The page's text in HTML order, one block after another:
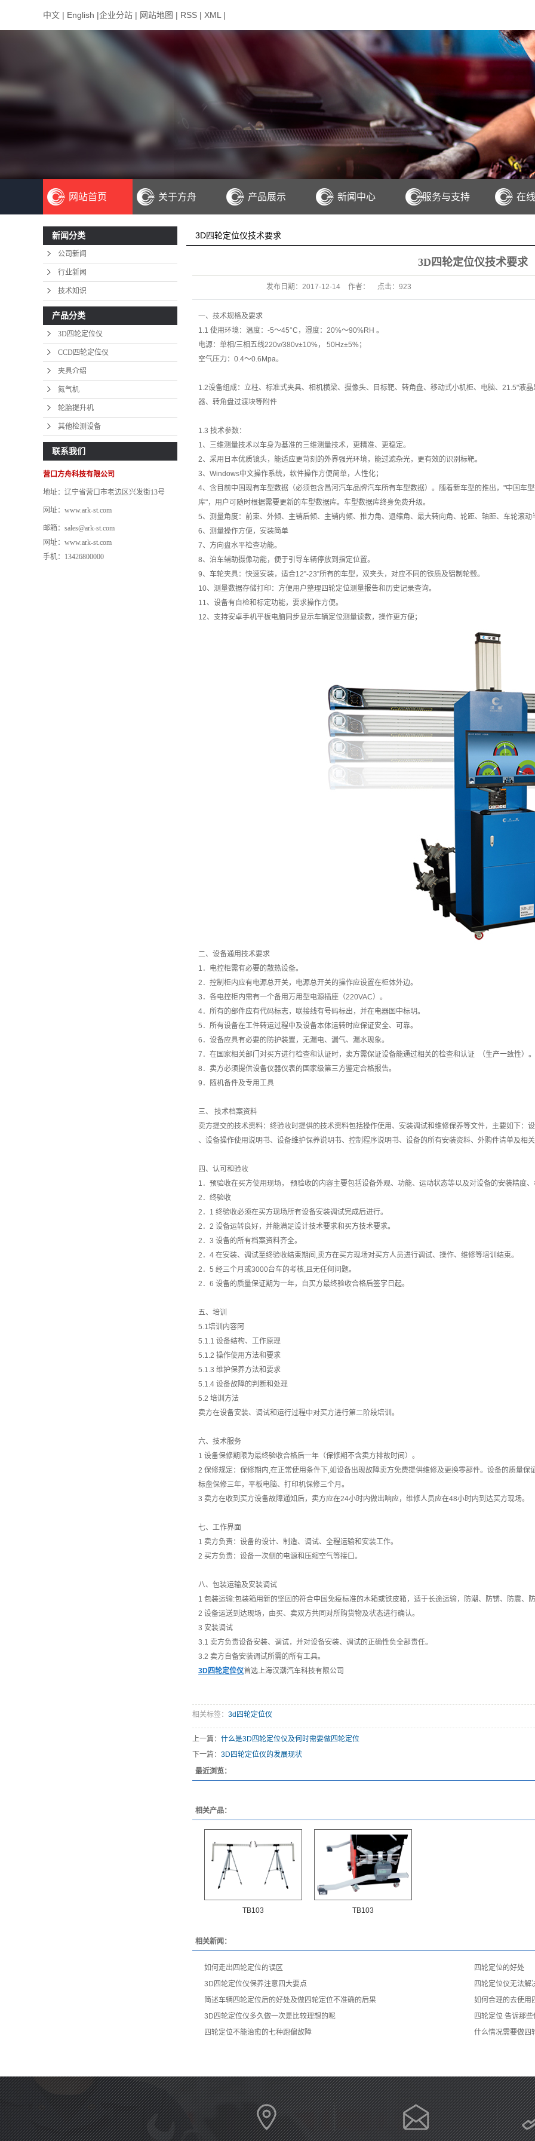
中文 | English |企业分站 | 网站地图 | RSS | XML |
网站首页 关于方舟
公司简介
联系我们
产品展示
CCD四轮定位仪
轮胎提升机
其他检测设备
新闻中心 服务与支持 在
新闻分类
公司新闻
行业新闻
技术知识
产品分类
3D四轮定位仪
CCD四轮定位仪
夹具介绍
氮气机
轮胎提升机
其他检测设备
联系我们
营口方舟科技有限公司
地址：辽宁省营口市老边区兴发街13号
网址：www.ark-st.com
邮箱：sales@ark-st.com
网址：www.ark-st.com
手机：13426800000
3D四轮定位仪技术要求
3D四轮定位仪技术要求
发布日期： 2017-12-14 作者： 点击： 923
一、技术规格及要求
1.1 使用环境：温度：-5～45°C，湿度：20%～90%RH 。
电源：单相/三相五线220v/380v±10%， 50Hz±5%；
空气压力：0.4～0.6Mpa。
1.2设备组成：立柱、标准式夹具、相机横梁、摄像头、目标靶、转角盘、移动式小机柜、电脑、21.5"液
器、转角盘过渡块等附件
1.3 技术参数：
1、三维测量技术以车身为基准的三维测量技术，更精准、更稳定。
2、采用日本优质镜头，能适应更苛刻的外界强光环境，能过滤杂光，更有效的识别标靶。
3、Windows中文操作系统，软件操作方便简单，人性化；
4、含目前中国现有车型数据（必须包含昌河汽车品牌汽车所有车型数据）。随着新车型的推出，"中国车
库"，用户可随时根据需要更新的车型数据库。车型数据库终身免费升级。
5、测量角度：前束、外倾、主销后倾、主销内倾、推力角、退缩角、最大转向角、轮距、轴距、车轮滚动
6、测量操作方便，安装简单
7、方向盘水平检查功能。
8、泊车辅助摄像功能，便于引导车辆停放到指定位置。
9、车轮夹具：快速安装，适合12”-23”所有的车型，双夹头，对应不同的铁质及铝制轮毂。
10、测量数据存储打印：方便用户整理四轮定位测量报告和历史记录查询。
11、设备有自检和标定功能，要求操作方便。
12、支持安卓手机平板电脑同步显示车辆定位测量读数，操作更方便；
二、设备通用技术要求
1．电控柜需有必要的散热设备。
2．控制柜内应有电源总开关，电源总开关的操作应设置在柜体外边。
3．各电控柜内需有一个备用万用型电源插座（220VAC）。
4．所有的部件应有代码标志，联接线有号码标出，并在电器图中标明。
5．所有设备在工件转运过程中及设备本体运转时应保证安全、可靠。
6．设备应具有必要的防护装置，无漏电、漏气、漏水现象。
7．在国家相关部门对买方进行检查和认证时，卖方需保证设备能通过相关的检查和认证 （生产一致性）。
8．卖方必须提供设备仪器仪表的国家级第三方鉴定合格报告。
9．随机备件及专用工具
三、 技术档案资料
卖方提交的技术资料：终验收时提供的技术资料包括操作使用、安装调试和维修保养等文件，主要如下：
、设备操作使用说明书、设备维护保养说明书、控制程序说明书、设备的所有安装资料、外购件清单及相
四、认可和验收
1．预验收在买方使用现场， 预验收的内容主要包括设备外观、功能、运动状态等以及对设备的安装精度
2．终验收
2．1 终验收必须在买方现场所有设备安装调试完成后进行。
2．2 设备运转良好，并能满足设计技术要求和买方技术要求。
2．3 设备的所有档案资料齐全。
2．4 在安装、调试至终验收结束期间,卖方在买方现场对买方人员进行调试、操作、维修等培训结束。
2．5 经三个月或3000台车的考核,且无任何问题。
2．6 设备的质量保证期为一年，自买方最终验收合格后签字日起。
五、培训
5.1培训内容阿
5.1.1 设备结构、工作原理
5.1.2 操作使用方法和要求
5.1.3 维护保养方法和要求
5.1.4 设备故障的判断和处理
5.2 培训方法
卖方在设备安装、调试和运行过程中对买方进行第二阶段培训。
六、技术服务
1 设备保修期限为最终验收合格后一年（保修期不含卖方排故时间）。
2 保修规定：保修期内,在正常使用条件下,如设备出现故障卖方免费提供维修及更换零部件。设备的质量
标盘保修三年，平板电脑、打印机保修三个月。
3 卖方在收到买方设备故障通知后，卖方应在24小时内做出响应，维修人员应在48小时内到达买方现场。
七、工作界面
1 卖方负责：设备的设计、制造、调试、全程运输和安装工作。
2 买方负责：设备一次侧的电源和压缩空气等接口。
八、包装运输及安装调试
1 包装运输:包装箱用新的坚固的符合中国免疫标准的木箱或铁皮箱，适于长途运输，防潮、防锈、防震、
2 设备运送到达现场，由买、卖双方共同对所购货物及状态进行确认。
3 安装调试
3.1 卖方负责设备安装、调试，并对设备安装、调试的正确性负全部责任。
3.2 卖方自备安装调试所需的所有工具。
3D四轮定位仪首选上海汉潮汽车科技有限公司
相关标签： 3d四轮定位仪
上一篇： 什么是3D四轮定位仪及何时需要做四轮定位
下一篇： 3D四轮定位仪的发展现状
最近浏览：
相关产品：
TB103 TB103
相关新闻：
如何走出四轮定位的误区
四轮定位的好处
3D四轮定位仪保养注意四大要点
四轮定位仪无法解
简述车辆四轮定位后的好处及做四轮定位不准确的后果
如何合理的去使用
3D四轮定位仪多久做一次是比较理想的呢
四轮定位 告诉那
四轮定位不能治愈的七种跑偏故障
什么情况需要做四